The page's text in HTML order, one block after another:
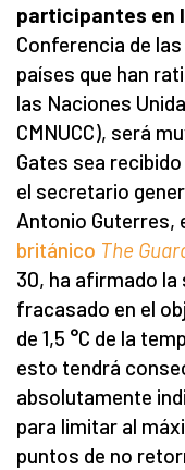
participantes en
Conferencia de
países que han
las Naciones
CMNUCC), será
Gates sea
el secretario
Antonio Guterres,
británico The
30, ha afirmado la
fracasado en el
de 1,5 °C de la
esto tendrá
absolutamente
para limitar al
puntos de no